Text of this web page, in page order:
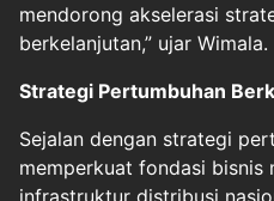
mendorong akselerasi
berkelanjutan,” ujar Wimala.
Strategi Pertumbuhan
Sejalan dengan strategi
memperkuat fondasi bisnis
infrastruktur distribusi